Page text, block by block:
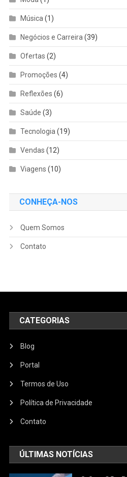
Música (1)
Negócios e Carreira (39)
Ofertas (2)
Promoções (4)
Reflexões (6)
Saúde (3)
Tecnologia (19)
Vendas (12)
Viagens (10)
CONHEÇA-NOS
Quem Somos
Contato
CATEGORIAS
Blog
Portal
Termos de Uso
Política de Privacidade
Contato
ÚLTIMAS NOTÍCIAS